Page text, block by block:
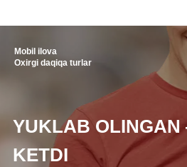
Mobil ilova
Oxirgi daqiqa turlar
YUKLAB
KETDI